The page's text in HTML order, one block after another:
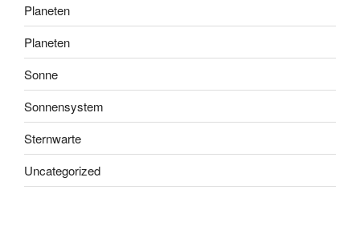
Planeten
Planeten
Sonne
Sonnensystem
Sternwarte
Uncategorized